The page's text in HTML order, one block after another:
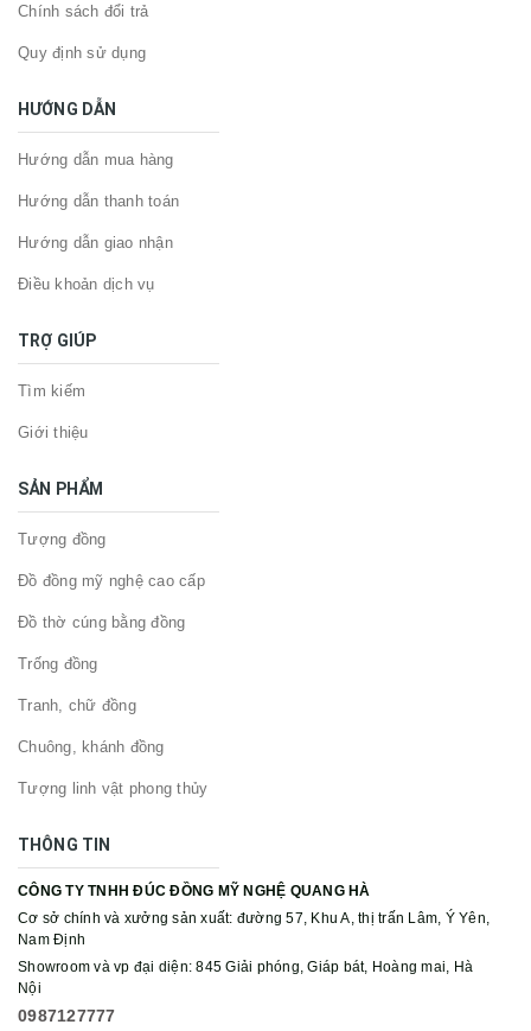
Chính sách đổi trả
Quy định sử dụng
HƯỚNG DẪN
Hướng dẫn mua hàng
Hướng dẫn thanh toán
Hướng dẫn giao nhận
Điều khoản dịch vụ
TRỢ GIÚP
Tìm kiếm
Giới thiệu
SẢN PHẨM
Tượng đồng
Đồ đồng mỹ nghệ cao cấp
Đồ thờ cúng bằng đồng
Trống đồng
Tranh, chữ đồng
Chuông, khánh đồng
Tượng linh vật phong thủy
THÔNG TIN
CÔNG TY TNHH ĐÚC ĐỒNG MỸ NGHỆ QUANG HÀ
Cơ sở chính và xưởng sản xuất: đường 57, Khu A, thị trấn Lâm, Ý Yên,
Nam Định
Showroom và vp đại diện: 845 Giải phóng, Giáp bát, Hoàng mai, Hà
Nội
0987127777